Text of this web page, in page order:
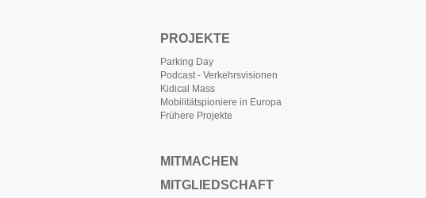
PROJEKTE
Parking Day
Podcast - Verkehrsvisionen
Kidical Mass
Mobilitätspioniere in Europa
Frühere Projekte
MITMACHEN
MITGLIEDSCHAFT